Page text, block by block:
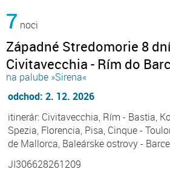
7 noci
Západné Stredomorie 8
Civitavecchia - Rím do
na palube »Sirena«
odchod: 2. 12. 2026
itinerár: Civitavecchia, Rím - Bastia,
Spezia, Florencia, Pisa, Cinque -
de Mallorca, Baleárske ostrovy -
JI306628261209